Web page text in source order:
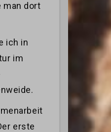
man dort
ich in
im
erste